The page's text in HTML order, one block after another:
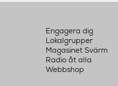
Engagera dig
Lokalgrupper
Magasinet Svärm
Radio åt alla
Webbshop